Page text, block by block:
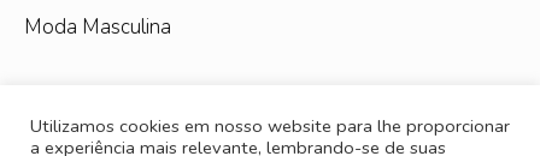
Moda Masculina
Utilizamos cookies em nosso website para lhe proporcionar
a experiência mais relevante, lembrando-se de suas